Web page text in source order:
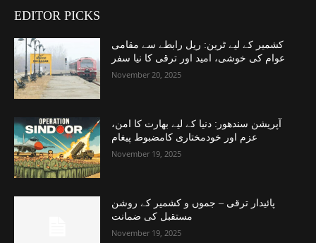
EDITOR PICKS
کشمیر کے لیے ٹرین: ریل رابطے سے مقامی
عوام کی خوشی، امید اور ترقی کا نیا سفر
November 20, 2025
آپریشن سندھور: دنیا کے لیے بھارت کا امن،
عزم اور خودمختاری کامضبوط پیغام
November 19, 2025
پائیدار ترقی – جموں و کشمیر کے روشن
مستقبل کی ضمانت
November 19, 2025